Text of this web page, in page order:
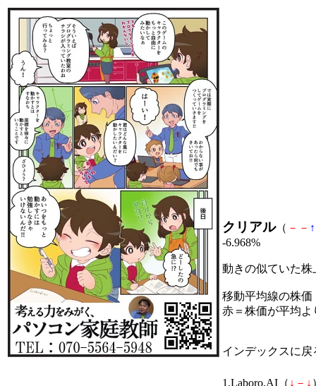
クリアル（ － － ↑
-6.968%
動きの似ていた
移動平均線の株価
赤＝株価が平均
インデックスに戻
1.Laboro.AI（ ↓ － ↓